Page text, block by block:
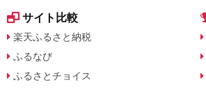
サイト比較
楽天ふるさと納税
ふるなび
ふるさとチョイス